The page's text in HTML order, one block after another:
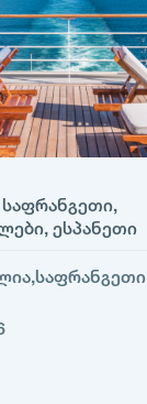
ესპანეთი
საფრანგეთი